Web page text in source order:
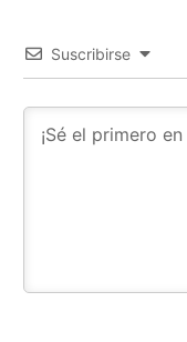
Suscribirse